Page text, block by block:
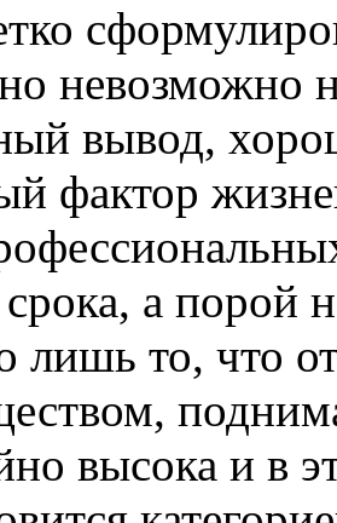
невозможно
вывод,
фактор
а порой
лишь то, что
высока и в